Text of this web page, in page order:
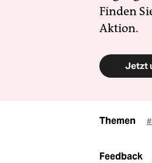
Finden
Aktion.
Jetzt
Themen
Feedback